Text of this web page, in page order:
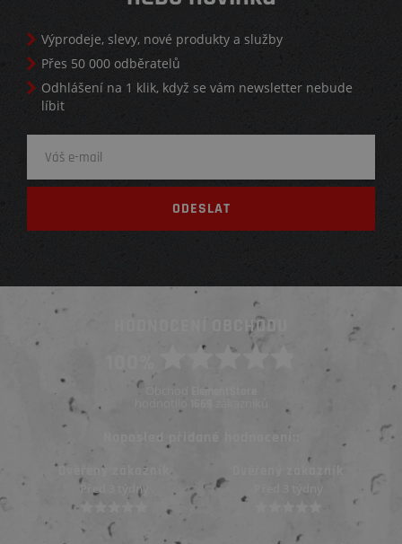
Výprodeje, slevy, nové produkty a služby
Přes 50 000 odběratelů
Odhlášení na 1 klik, když se vám newsletter nebude
líbit
HODNOCENÍ OBCHODU
Obchod ElementStore
hodnotilo
Naposled přidané hodnocení::
Ověřený zákazník
Před 3 týdny